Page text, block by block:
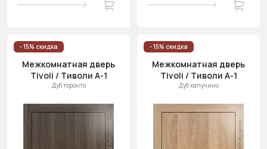
- 15% скидка
Межкомнатная дверь
Tivoli / Тиволи А-1
Дуб торонто
- 15% скидка
Межкомнатная дверь
Tivoli / Тиволи А-1
Дуб капучино